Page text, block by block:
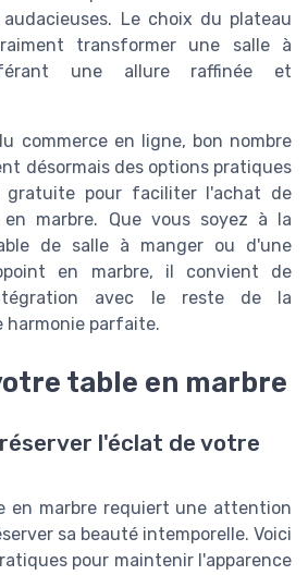
Le choix du plateau
transformer une salle à
une allure raffinée et
commerce en ligne, bon nombre
désormais des options pratiques
gratuite pour faciliter l'achat de
marbre. Que vous soyez à la
de salle à manger ou d'une
en marbre, il convient de
avec le reste de la
harmonie parfaite.
table en marbre
l'éclat de votre
en marbre requiert une attention
sa beauté intemporelle. Voici
pour maintenir l'apparence